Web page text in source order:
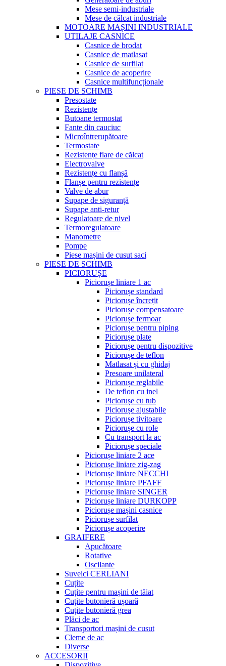
Mese semi-industriale
Mese de călcat industriale
MOTOARE MAȘINI INDUSTRIALE
UTILAJE CASNICE
Casnice de brodat
Casnice de matlasat
Casnice de surfilat
Casnice de acoperire
Casnice multifuncționale
PIESE DE SCHIMB
Presostate
Rezistențe
Butoane termostat
Fante din cauciuc
Microîntrerupătoare
Termostate
Rezistențe fiare de călcat
Electrovalve
Rezistențe cu flanșă
Flanșe pentru rezistențe
Valve de abur
Supape de siguranță
Supape anti-retur
Regulatoare de nivel
Termoregulatoare
Manometre
Pompe
Piese mașini de cusut saci
PIESE DE SCHIMB
PICIORUȘE
Piciorușe liniare 1 ac
Piciorușe standard
Piciorușe încrețit
Piciorușe compensatoare
Piciorușe fermoar
Piciorușe pentru piping
Piciorușe plate
Piciorușe pentru dispozitive
Piciorușe de teflon
Matlasat și cu ghidaj
Presoare unilateral
Piciorușe reglabile
De teflon cu inel
Piciorușe cu tub
Piciorușe ajustabile
Piciorușe tivitoare
Piciorușe cu role
Cu transport la ac
Piciorușe speciale
Piciorușe liniare 2 ace
Piciorușe liniare zig-zag
Piciorușe liniare NECCHI
Piciorușe liniare PFAFF
Piciorușe liniare SINGER
Piciorușe liniare DURKOPP
Piciorușe mașini casnice
Piciorușe surfilat
Piciorușe acoperire
GRAIFERE
Apucătoare
Rotative
Oscilante
Suveici CERLIANI
Cuțite
Cuțite pentru mașini de tăiat
Cuțite butonieră ușoară
Cuțite butonieră grea
Plăci de ac
Transportori mașini de cusut
Cleme de ac
Diverse
ACCESORII